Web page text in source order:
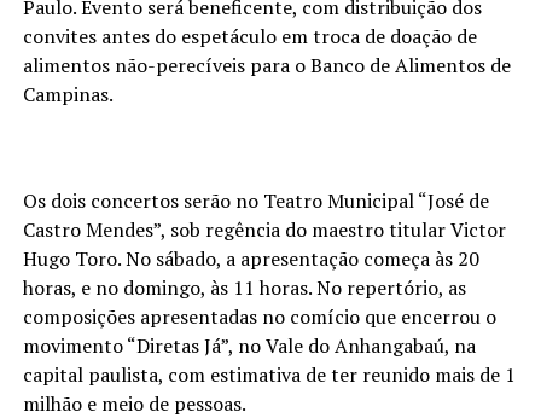
Paulo. Evento será beneficente, com distribuição dos
convites antes do espetáculo em troca de doação de
alimentos não-perecíveis para o Banco de Alimentos de
Campinas.
Os dois concertos serão no Teatro Municipal “José de
Castro Mendes”, sob regência do maestro titular Victor
Hugo Toro. No sábado, a apresentação começa às 20
horas, e no domingo, às 11 horas. No repertório, as
composições apresentadas no comício que encerrou o
movimento “Diretas Já”, no Vale do Anhangabaú, na
capital paulista, com estimativa de ter reunido mais de 1
milhão e meio de pessoas.